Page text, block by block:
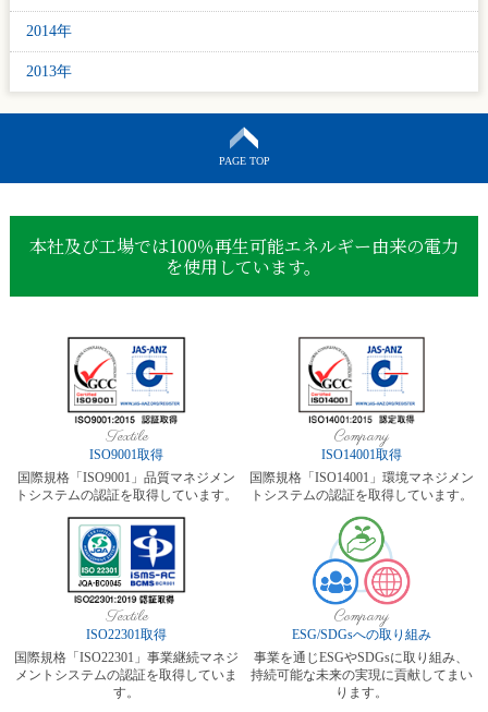
2014年
2013年
PAGE TOP
本社及び工場では100％再生可能エネルギー由来の電力
を使用しています。
Textile
ISO9001取得
国際規格「ISO9001」品質マネジメン
トシステムの認証を取得しています。
Company
ISO14001取得
国際規格「ISO14001」環境マネジメン
トシステムの認証を取得しています。
Textile
ISO22301取得
国際規格「ISO22301」事業継続マネジ
メントシステムの認証を取得していま
す。
Company
ESG/SDGsへの取り組み
事業を通じESGやSDGsに取り組み、
持続可能な未来の実現に貢献してまい
ります。